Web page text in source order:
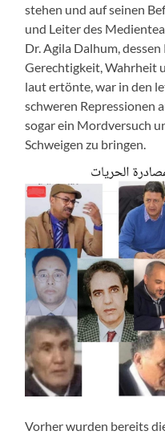
stehen und auf seinen
und Leiter des
Dr. Agila Dalhum,
Gerechtigkeit, Wahrheit
laut ertönte, war in den
schweren Repressionen
sogar ein Mordversuch
Schweigen zu bringen.
Vorher wurden bereits